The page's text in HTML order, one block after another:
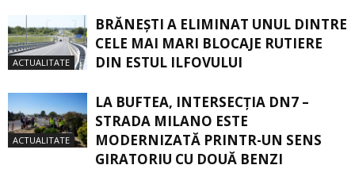
ACTUALITATE
BRĂNEȘTI A ELIMINAT UNUL DINTRE
CELE MAI MARI BLOCAJE RUTIERE
DIN ESTUL ILFOVULUI
ACTUALITATE
LA BUFTEA, INTERSECŢIA DN7 –
STRADA MILANO ESTE
MODERNIZATĂ PRINTR-UN SENS
GIRATORIU CU DOUĂ BENZI